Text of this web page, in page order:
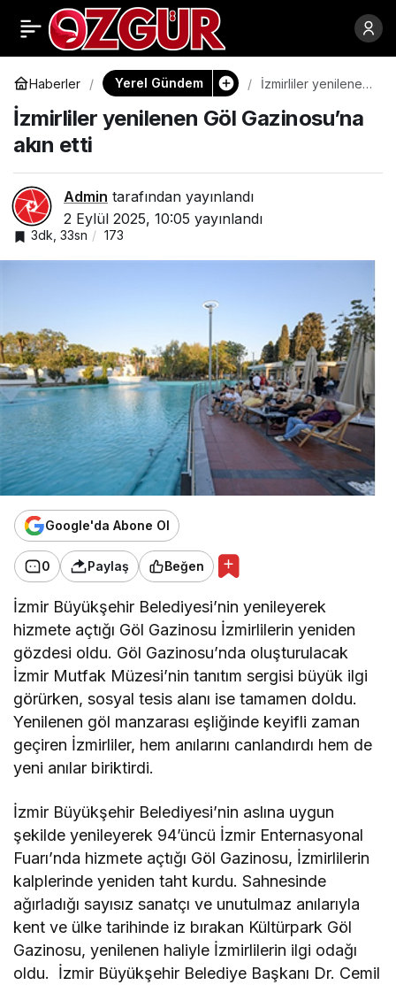
Haberler Yerel Gündem
İzmirliler yenilenen
akın etti
İzmirliler yenilenen Göl Gazinosu’na
akın etti
Admin tarafından yayınlandı
2 Eylül 2025, 10:05 yayınlandı
3dk, 33sn 173
Google'da Abone Ol
0 Paylaş Beğen
İzmir Büyükşehir Belediyesi’nin yenileyerek
hizmete açtığı Göl Gazinosu İzmirlilerin yeniden
gözdesi oldu. Göl Gazinosu’nda oluşturulacak
İzmir Mutfak Müzesi’nin tanıtım sergisi büyük ilgi
görürken, sosyal tesis alanı ise tamamen doldu.
Yenilenen göl manzarası eşliğinde keyifli zaman
geçiren İzmirliler, hem anılarını canlandırdı hem de
yeni anılar biriktirdi.
İzmir Büyükşehir Belediyesi’nin aslına uygun
şekilde yenileyerek 94’üncü İzmir Enternasyonal
Fuarı’nda hizmete açtığı Göl Gazinosu, İzmirlilerin
kalplerinde yeniden taht kurdu. Sahnesinde
ağırladığı sayısız sanatçı ve unutulmaz anılarıyla
kent ve ülke tarihinde iz bırakan Kültürpark Göl
Gazinosu, yenilenen haliyle İzmirlilerin ilgi odağı
oldu. İzmir Büyükşehir Belediye Başkanı Dr. Cemil
İyileşen kızıl geyik
Paşa yeni yuvasında
Paylaş